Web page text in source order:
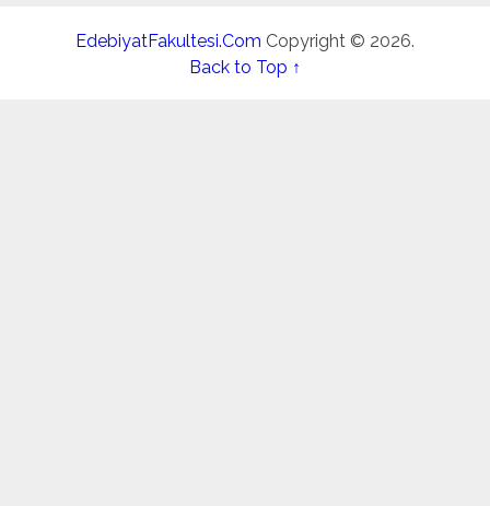
EdebiyatFakultesi.Com Copyright © 2026.
Back to Top ↑